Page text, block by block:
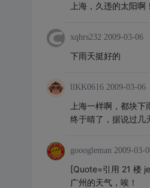
上海，久违的太阳啊！
xqhrs232 2009-03-06
下雨天挺好的
llKK0616 2009-03-06
上海一样啊，都块下
终于晴了，据说过几
gooogleman 2009-03-
[Quote=引用 21 楼
广州的天气，唉！